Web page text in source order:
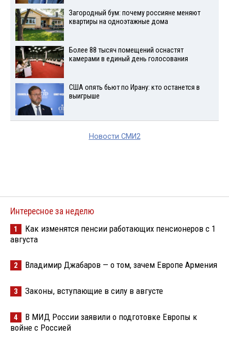
Загородный бум: почему россияне меняют
квартиры на одноэтажные дома
Более 88 тысяч помещений оснастят
камерами в единый день голосования
США опять бьют по Ирану: кто останется в
выигрыше
Новости СМИ2
Интересное за неделю
1
Как изменятся пенсии работающих пенсионеров с 1
августа
2 Владимир Джабаров — о том, зачем Европе Армения
3 Законы, вступающие в силу в августе
4
В МИД России заявили о подготовке Европы к
войне с Россией